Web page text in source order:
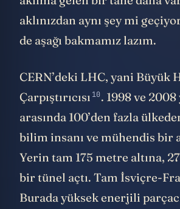
aklınızdan aynı şey mi
de aşağı bakmamız lazım.
CERN’deki LHC, yani Büyük
Çarpıştırıcısı 10. 1998 ve 2008
arasında 100’den fazla
bilim insanı ve mühendis bir
Yerin tam 175 metre altına,
bir tünel açtı. Tam İsviçre-
Burada yüksek enerjili